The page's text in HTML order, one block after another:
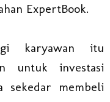
ExpertBook.
karyawan itu
untuk investasi
sekedar membeli